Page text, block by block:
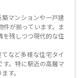
マンションや一戸建
が揃っています。ま
を残しつつ現代的な住
など多様な住宅タイ
。特に駅近の高層マ
す。